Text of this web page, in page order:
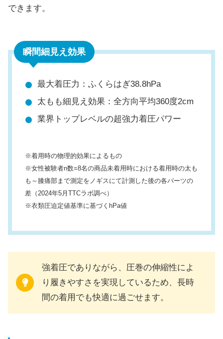
できます。
瞬間細見え効果
最大着圧力：ふくらはぎ38.8hPa
太もも細見え効果：全方向平均360度2cm
業界トップレベルの超強力着圧パワー
※着用時の物理的効果によるもの
※女性被験者n数=8名の商品未着用時における着用時の太も
も～膝痛部まで測定をノギスにて計測した後の各パーツの
差（2024年5月TTCラボ調べ）
※衣類圧迫定値基準に基づくhPa値
強着圧でありながら、圧巻の伸縮性によ
り履きやすさを実現しているため、長時
間の着用でも快適に過ごせます。